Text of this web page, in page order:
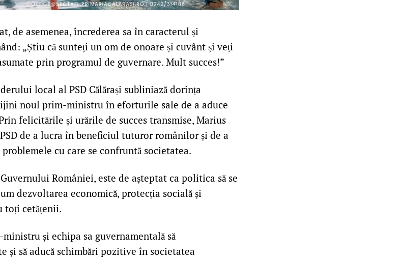
de asemenea, încrederea sa în caracterul și
„Știu că sunteți un om de onoare și cuvânt și veți
prin programul de guvernare. Mult succes!”
local al PSD Călărași subliniază dorința
noul prim-ministru în eforturile sale de a aduce
felicitările și urările de succes transmise, Marius
de a lucra în beneficiul tuturor românilor și de a
cu care se confruntă societatea.
României, este de așteptat ca politica să se
dezvoltarea economică, protecția socială și
toți cetățenii.
și echipa sa guvernamentală să
și să aducă schimbări pozitive în societatea